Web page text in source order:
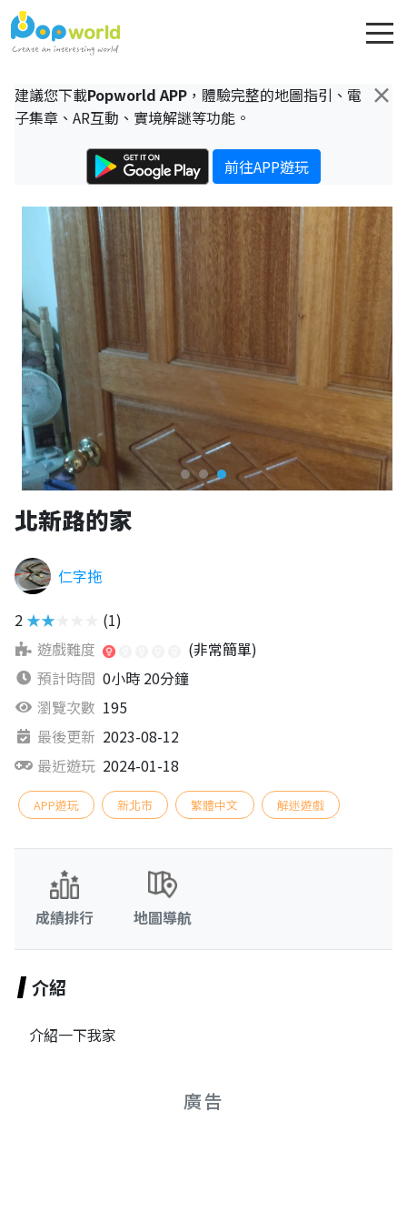
×
建議您下載Popworld APP ，體驗完整的地圖指引、電
子集章、AR互動、實境解謎等功能。
前往APP遊玩
北新路的家
仁字拖
2 ★★★★★
(1)
遊戲難度
(非常簡單)
預計時間 0小時 20分鐘
瀏覽次數 195
最後更新 2023-08-12
最近遊玩 2024-01-18
APP遊玩 新北市 繁體中文 解迷遊戲
成績排行 地圖導航
介紹
介紹一下我家
廣告